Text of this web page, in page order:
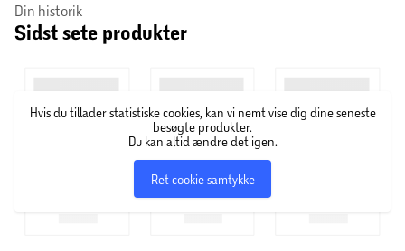
Din historik
Sidst sete produkter
Hvis du tillader statistiske cookies, kan vi nemt vise dig dine seneste
besøgte produkter.
Du kan altid ændre det igen.
Ret cookie samtykke